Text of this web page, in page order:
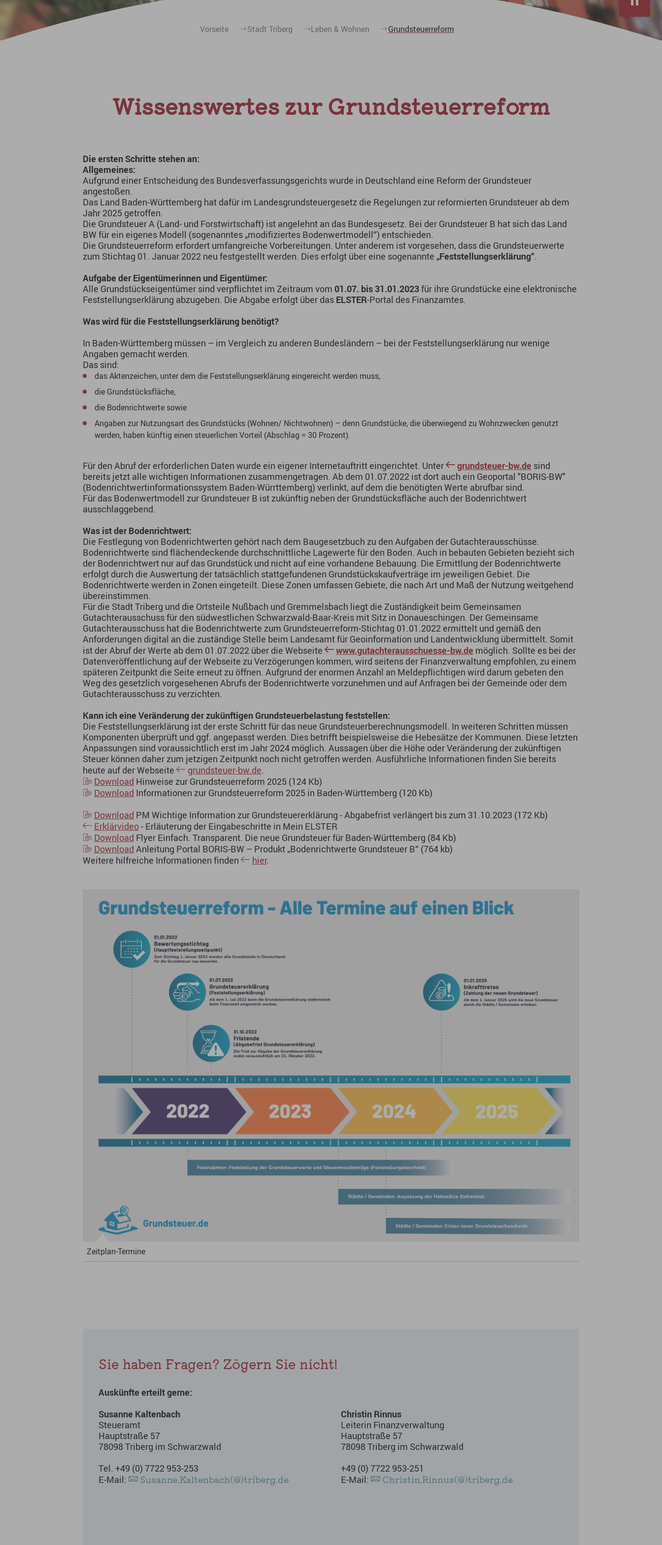
Sie sind hier:
Vorseite Stadt Triberg Leben & Wohnen Grundsteuerreform
Wissenswertes zur Grundsteuerreform
Zeitplan-Termine
Die ersten Schritte stehen an:
Allgemeines:
Aufgrund einer Entscheidung des Bundesverfassungsgerichts wurde in Deutschland eine Reform der Grundsteuer
angestoßen.
Das Land Baden-Württemberg hat dafür im Landesgrundsteuergesetz die Regelungen zur reformierten Grundsteuer ab dem
Jahr 2025 getroffen.
Die Grundsteuer A (Land- und Forstwirtschaft) ist angelehnt an das Bundesgesetz. Bei der Grundsteuer B hat sich das Land
BW für ein eigenes Modell (sogenanntes „modifiziertes Bodenwertmodell“) entschieden.
Die Grundsteuerreform erfordert umfangreiche Vorbereitungen. Unter anderem ist vorgesehen, dass die Grundsteuerwerte
zum Stichtag 01. Januar 2022 neu festgestellt werden. Dies erfolgt über eine sogenannte „Feststellungserklärung“.
Aufgabe der Eigentümerinnen und Eigentümer:
Alle Grundstückseigentümer sind verpflichtet im Zeitraum vom 01.07. bis 31.01.2023für ihre Grundstücke eine elektronische
Feststellungserklärung abzugeben. Die Abgabe erfolgt über das ELSTER-Portal des Finanzamtes.
Was wird für die Feststellungserklärung benötigt?
In Baden-Württemberg müssen – im Vergleich zu anderen Bundesländern – bei der Feststellungserklärung nur wenige
Angaben gemacht werden.
Das sind:
das Aktenzeichen, unter dem die Feststellungserklärung eingereicht werden muss,
die Grundstücksfläche,
die Bodenrichtwerte sowie
Angaben zur Nutzungsart des Grundstücks (Wohnen/ Nichtwohnen) – denn Grundstücke, die überwiegend zu Wohnzwecken genutzt
werden, haben künftig einen steuerlichen Vorteil (Abschlag = 30 Prozent).
Für den Abruf der erforderlichen Daten wurde ein eigener Internetauftritt eingerichtet. Unter grundsteuer-bw.de sind
bereits jetzt alle wichtigen Informationen zusammengetragen. Ab dem 01.07.2022 ist dort auch ein Geoportal "BORIS-BW"
(Bodenrichtwertinformationssystem Baden-Würrttemberg) verlinkt, auf dem die benötigten Werte abrufbar sind.
Für das Bodenwertmodell zur Grundsteuer B ist zukünftig neben der Grundstücksfläche auch der Bodenrichtwert
ausschlaggebend.
Was ist der Bodenrichtwert:
Die Festlegung von Bodenrichtwerten gehört nach dem Baugesetzbuch zu den Aufgaben der Gutachterausschüsse.
Bodenrichtwerte sind flächendeckende durchschnittliche Lagewerte für den Boden. Auch in bebauten Gebieten bezieht sich
der Bodenrichtwert nur auf das Grundstück und nicht auf eine vorhandene Bebauung. Die Ermittlung der Bodenrichtwerte
erfolgt durch die Auswertung der tatsächlich stattgefundenen Grundstückskaufverträge im jeweiligen Gebiet. Die
Bodenrichtwerte werden in Zonen eingeteilt. Diese Zonen umfassen Gebiete, die nach Art und Maß der Nutzung weitgehend
übereinstimmen.
Für die Stadt Triberg und die Ortsteile Nußbach und Gremmelsbach liegt die Zuständigkeit beim Gemeinsamen
Gutachterausschuss für den südwestlichen Schwarzwald-Baar-Kreis mit Sitz in Donaueschingen. Der Gemeinsame
Gutachterausschuss hat die Bodenrichtwerte zum Grundsteuerreform-Stichtag 01.01.2022 ermittelt und gemäß den
Anforderungen digital an die zuständige Stelle beim Landesamt für Geoinformation und Landentwicklung übermittelt. Somit
ist der Abruf der Werte ab dem 01.07.2022 über die Webseite
www.gutachterausschuesse-bw.de möglich. Sollte es bei der
Datenveröffentlichung auf der Webseite zu Verzögerungen kommen, wird seitens der Finanzverwaltung empfohlen, zu einem
späteren Zeitpunkt die Seite erneut zu öffnen. Aufgrund der enormen Anzahl an Meldepflichtigen wird darum gebeten den
Weg des gesetzlich vorgesehenen Abrufs der Bodenrichtwerte vorzunehmen und auf Anfragen bei der Gemeinde oder dem
Gutachterausschuss zu verzichten.
Kann ich eine Veränderung der zukünftigen Grundsteuerbelastung feststellen:
Die Feststellungserklärung ist der erste Schritt für das neue Grundsteuerberechnungsmodell. In weiteren Schritten müssen
Komponenten überprüft und ggf. angepasst werden. Dies betrifft beispielsweise die Hebesätze der Kommunen. Diese letzten
Anpassungen sind voraussichtlich erst im Jahr 2024 möglich. Aussagen über die Höhe oder Veränderung der zukünftigen
Steuer können daher zum jetzigen Zeitpunkt noch nicht getroffen werden. Ausführliche Informationen finden Sie bereits
heute auf der Webseite
grundsteuer-bw.de.
Download Hinweise zur Grundsteuerreform 2025 (124 Kb)
Download Informationen zur Grundsteuerreform 2025 in Baden-Württemberg (120 Kb)
Download PM Wichtige Information zur Grundsteuererklärung - Abgabefrist verlängert bis zum 31.10.2023 (172 Kb)
Erklärvideo- Erläuterung der Eingabeschritte in Mein ELSTER
Download Flyer Einfach. Transparent. Die neue Grundsteuer für Baden-Württemberg (84 Kb)
Download Anleitung Portal BORIS-BW – Produkt „Bodenrichtwerte Grundsteuer B“ (764 kb)
Weitere hilfreiche Informationen finden
hier.
Sie haben Fragen? Zögern Sie nicht!
Auskünfte erteilt gerne:
Susanne Kaltenbach
Steueramt
Hauptstraße 57
78098 Triberg im Schwarzwald
Tel. +49 (0) 7722 953-253
E-Mail:
Susanne.Kaltenbach(@)triberg.de
Christin Rinnus
Leiterin Finanzverwaltung
Hauptstraße 57
78098 Triberg im Schwarzwald
+49 (0) 7722 953-251
E-Mail:
Christin.Rinnus(@)triberg.de